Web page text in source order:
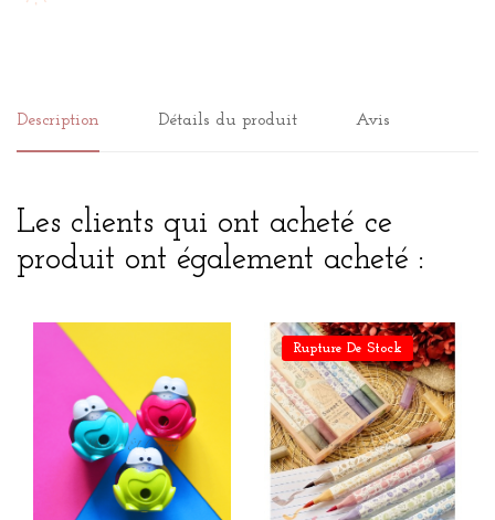
Description Détails du produit Avis
Les clients qui ont acheté ce
produit ont également acheté :
Rupture De Stock